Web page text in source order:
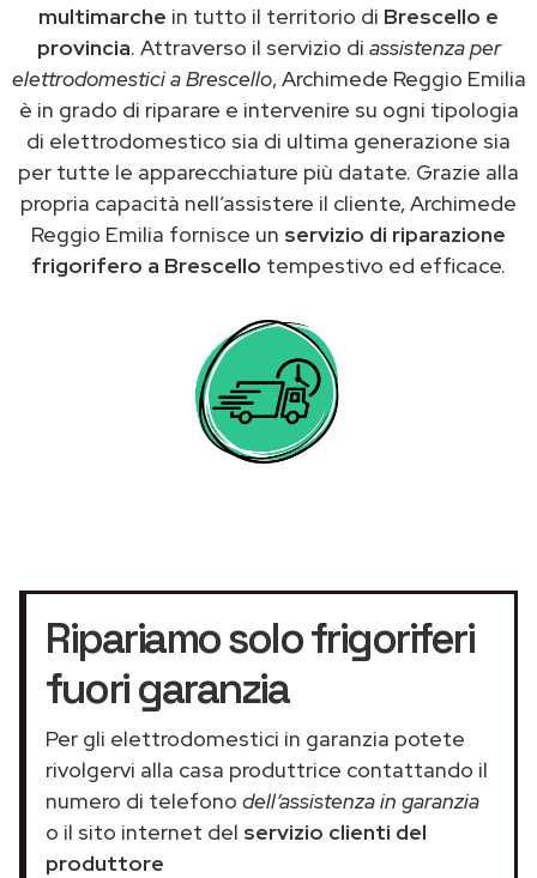
multimarche in tutto il territorio di Brescello e
provincia. Attraverso il servizio di assistenza per
elettrodomestici a Brescello, Archimede Reggio Emilia
è in grado di riparare e intervenire su ogni tipologia
di elettrodomestico sia di ultima generazione sia
per tutte le apparecchiature più datate. Grazie alla
propria capacità nell’assistere il cliente, Archimede
Reggio Emilia fornisce un servizio di riparazione
frigorifero a Brescello tempestivo ed efficace.
Ripariamo solo frigoriferi
fuori garanzia
Per gli elettrodomestici in garanzia potete
rivolgervi alla casa produttrice contattando il
numero di telefono dell’assistenza in garanzia
o il sito internet del servizio clienti del
produttore